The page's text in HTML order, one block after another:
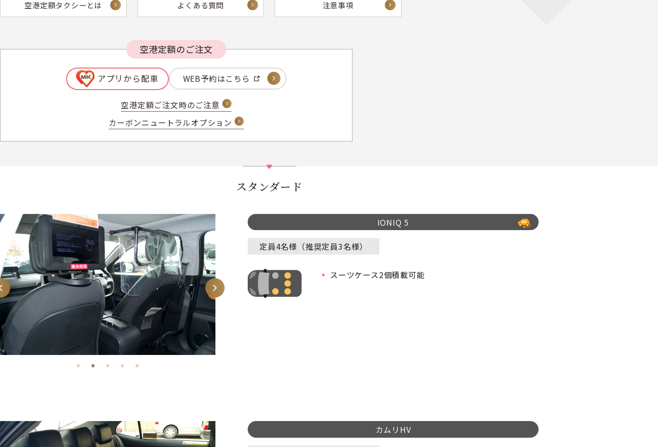
空港定額タクシーとは よくある質問 注意事項
空港定額のご注文
アプリから配車 WEB予約はこちら
空港定額ご注文時のご注意
カーボンニュートラルオプション
スタンダード
IONIQ 5
定員4名様（推奨定員3名様）
スーツケース2個積載可能
カムリHV